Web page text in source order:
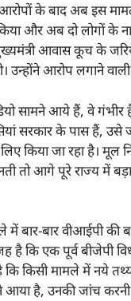
के बाद अब इस
और अब दो लोगों
आवास कूच के
आरोप लगाने
सामने आये हैं, वे
के पास हैं, उसे
किया जा रहा है। मूल
तो आगे पूरे राज्य में
में बार-बार वीआईपी
है कि एक पूर्व
कि किसी मामले में नये
है, उनकी जांच करनी